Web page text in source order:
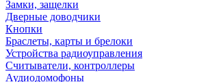
Замки, защелки
Дверные доводчики
Кнопки
Браслеты, карты и брелоки
Устройства радиоуправления
Считыватели, контроллеры
Аудиодомофоны